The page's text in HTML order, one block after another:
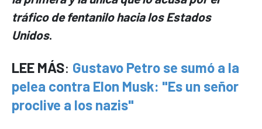
tráfico de fentanilo hacia los Estados
Unidos.
LEE MÁS: Gustavo Petro se sumó a la
pelea contra Elon Musk: "Es un señor
proclive a los nazis"